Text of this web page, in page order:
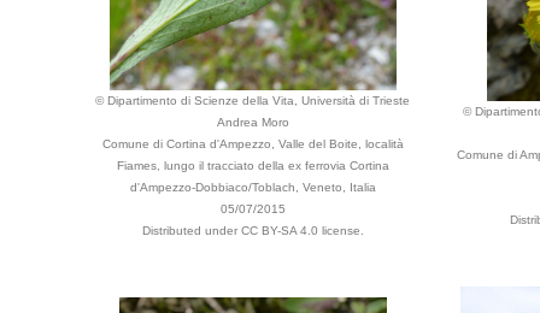
© Dipartimento di Scienze della Vita, Università di Trieste
Andrea Moro
Comune di Cortina d'Ampezzo, Valle del Boite, località
Fiames, lungo il tracciato della ex ferrovia Cortina
d'Ampezzo-Dobbiaco/Toblach, Veneto, Italia
05/07/2015
Distributed under CC BY-SA 4.0 license.
©
Comune di